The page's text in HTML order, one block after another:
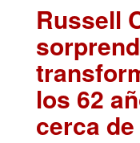
Russell
los 62
cerca